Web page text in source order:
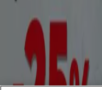
¿Qué hacemos?
Soluciones para
Noticias y prensa
Trabaja con nosotros